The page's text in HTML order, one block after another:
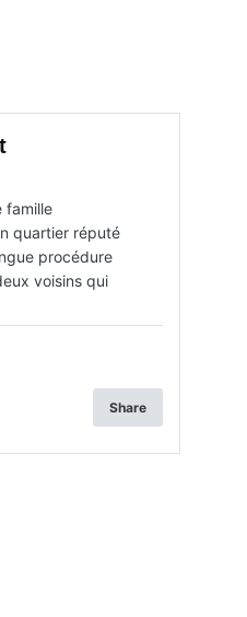
famille
quartier réputé
procédure
voisins qui
Share